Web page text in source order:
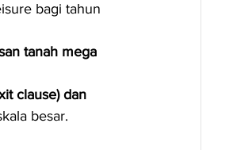
bagi tahun
tanah mega
clause) dan
besar.